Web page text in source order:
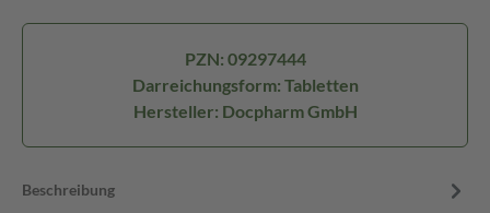
PZN: 09297444
Darreichungsform: Tabletten
Hersteller: Docpharm GmbH
Beschreibung